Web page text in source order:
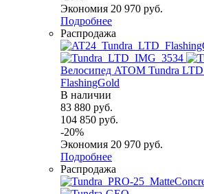
Экономия 20 970 руб.
Подробнее
Распродажа
Велосипед ATOM Tundra
FlashingGold
В наличии
83 880 руб.
104 850 руб.
-20%
Экономия 20 970 руб.
Подробнее
Распродажа